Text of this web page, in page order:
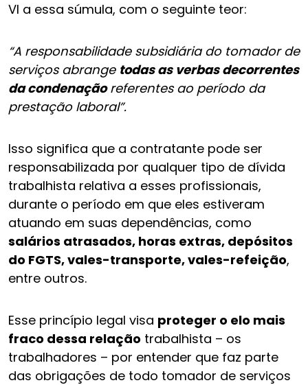
VI a essa súmula, com o seguinte teor:
“A responsabilidade subsidiária do tomador de
serviços abrange todas as verbas decorrentes
da condenaçãoreferentes ao período da
prestação laboral”.
Isso significa que a contratante pode ser
responsabilizada por qualquer tipo de dívida
trabalhista relativa a esses profissionais,
durante o período em que eles estiveram
atuando em suas dependências, como
salários atrasados, horas extras, depósitos
do FGTS, vales-transporte, vales-refeição,
entre outros.
Esse princípio legal visa proteger o elo mais
fraco dessa relação trabalhista – os
trabalhadores – por entender que faz parte
das obrigações de todo tomador de serviços